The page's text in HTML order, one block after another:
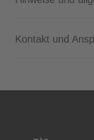
Kontakt und